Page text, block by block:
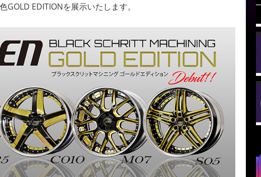
GOLD EDITIONを展示いたします。